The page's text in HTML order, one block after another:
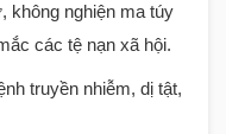
không nghiện ma túy
các tệ nạn xã hội.
truyền nhiễm, dị tật,